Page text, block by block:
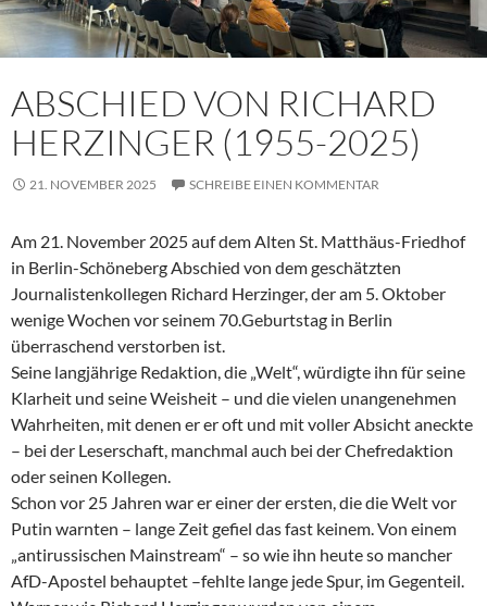
ABSCHIED VON RICHARD
HERZINGER (1955-2025)
21. NOVEMBER 2025 SCHREIBE EINEN KOMMENTAR
Am 21. November 2025 auf dem Alten St. Matthäus-Friedhof
in Berlin-Schöneberg Abschied von dem geschätzten
Journalistenkollegen Richard Herzinger, der am 5. Oktober
wenige Wochen vor seinem 70.Geburtstag in Berlin
überraschend verstorben ist.
Seine langjährige Redaktion, die „Welt“, würdigte ihn für seine
Klarheit und seine Weisheit – und die vielen unangenehmen
Wahrheiten, mit denen er er oft und mit voller Absicht aneckte
– bei der Leserschaft, manchmal auch bei der Chefredaktion
oder seinen Kollegen.
Schon vor 25 Jahren war er einer der ersten, die die Welt vor
Putin warnten – lange Zeit gefiel das fast keinem. Von einem
„antirussischen Mainstream“ – so wie ihn heute so mancher
AfD-Apostel behauptet –fehlte lange jede Spur, im Gegenteil.